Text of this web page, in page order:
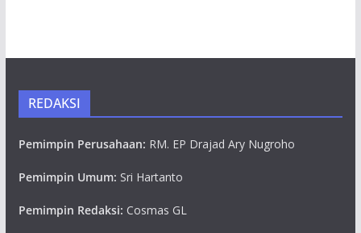
REDAKSI
Pemimpin Perusahaan: RM. EP Drajad Ary Nugroho
Pemimpin Umum: Sri Hartanto
Pemimpin Redaksi: Cosmas GL